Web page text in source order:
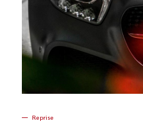
Reprise